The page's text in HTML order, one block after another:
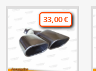
33,00 €